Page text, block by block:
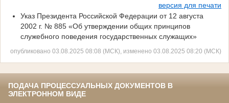
версия для печати
Указ Президента Российской Федерации от 12 августа
2002 г. № 885 «Об утверждении общих принципов
служебного поведения государственных служащих»
опубликовано 03.08.2025 08:08 (МСК), изменено 03.08.2025 08:20 (МСК)
ПОДАЧА ПРОЦЕССУАЛЬНЫХ ДОКУМЕНТОВ В
ЭЛЕКТРОННОМ ВИДЕ